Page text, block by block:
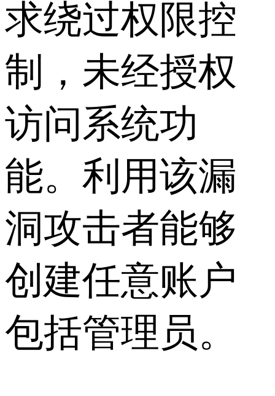
求绕过权限控
制，未经授权
访问系统功
能。利用该漏
洞攻击者能够
创建任意账户
包括管理员。